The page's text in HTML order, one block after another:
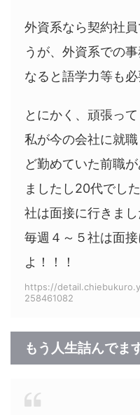
外資系なら契約社
うが、外資系での事
なると語学力等も必
とにかく、頑張って
私が今の会社に就
ど勤めていた前職が
ましたし20代でし
社は面接に行きまし
毎週４～５社は面
よ！！！
https://
258461082
もう人生詰んでま